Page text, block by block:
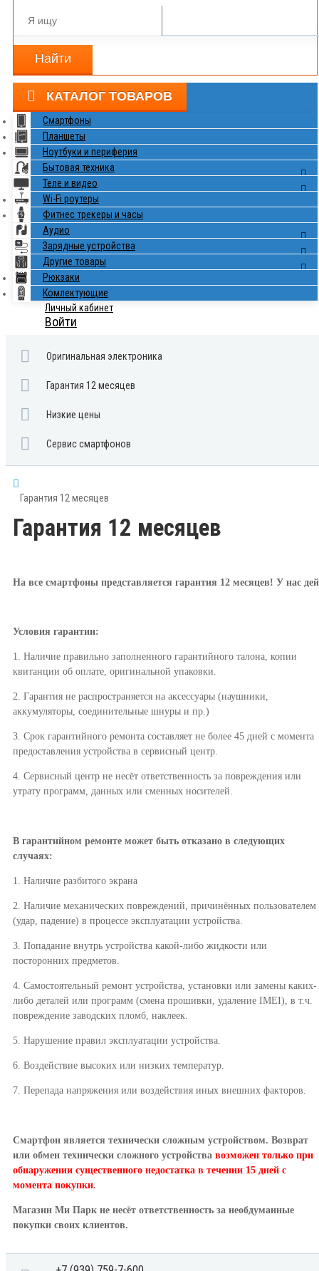
Найти
КАТАЛОГ ТОВАРОВ
Смартфоны
Планшеты
Ноутбуки и периферия
Бытовая техника
Теле и видео
Wi-Fi роутеры
Фитнес трекеры и часы
Аудио
Зарядные устройства
Другие товары
Рюкзаки
Комлектующие
Личный кабинет
Войти
Оригинальная электроника
Гарантия 12 месяцев
Низкие цены
Сервис смартфонов
Гарантия 12 месяцев
Гарантия 12 месяцев
На все смартфоны представляется гарантия 12 месяцев! У нас
Условия гарантии:
1. Наличие правильно заполненного гарантийного талона, копии
квитанции об оплате, оригинальной упаковки.
2. Гарантия не распространяется на аксессуары (наушники,
аккумуляторы, соединительные шнуры и пр.)
3. Срок гарантийного ремонта составляет не более 45 дней с момента
предоставления устройства в сервисный центр.
4. Сервисный центр не несёт ответственность за повреждения или
утрату программ, данных или сменных носителей.
В гарантийном ремонте может быть отказано в следующих
случаях:
1. Наличие разбитого экрана
2. Наличие механических повреждений, причинённых пользователем
(удар, падение) в процессе эксплуатации устройства.
3. Попадание внутрь устройства какой-либо жидкости или
посторонних предметов.
4. Самостоятельный ремонт устройства, установки или замены каких-
либо деталей или программ (смена прошивки, удаление IMEI), в т.ч.
повреждение заводских пломб, наклеек.
5. Нарушение правил эксплуатации устройства.
6. Воздействие высоких или низких температур.
7. Перепада напряжения или воздействия иных внешних факторов.
Смартфон является технически сложным устройством. Возврат
или обмен технически сложного устройства возможен только при
обнаружении существенного недостатка в течении 15 дней с
момента покупки.
Магазин Ми Парк не несёт ответственность за необдуманные
покупки своих клиентов.